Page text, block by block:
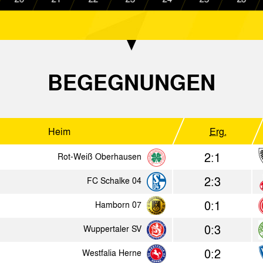
4:1
1:1
Alemannia Aachen 2:1
Hamborn 07 1:0
4:0
4:1
2:0 AS
5:0
BEGEGNUNGEN
Heim Erg.
Rot-Weiß Oberhausen 2:1
FC Schalke 04 2:3
Hamborn 07 0:1
Wuppertaler SV 0:3
Westfalia Herne 0:2